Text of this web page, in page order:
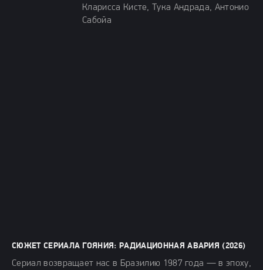
Кларисса Кисте, Тука Андрада, Антонио
Сабойа
СЮЖЕТ СЕРИАЛА ГОЯНИЯ: РАДИАЦИОННАЯ АВАРИЯ (2026)
Сериал возвращает нас в Бразилию 1987 года — в эпоху,